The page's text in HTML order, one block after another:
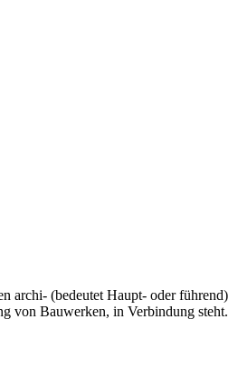
archi- (bedeutet Haupt- oder führend)
von Bauwerken, in Verbindung steht.